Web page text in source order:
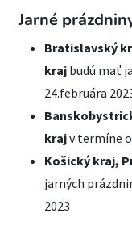
Jarné
Bratislavský
kraj budú mať
24.februára
krajv termíne
Košický kraj,
jarných
2023